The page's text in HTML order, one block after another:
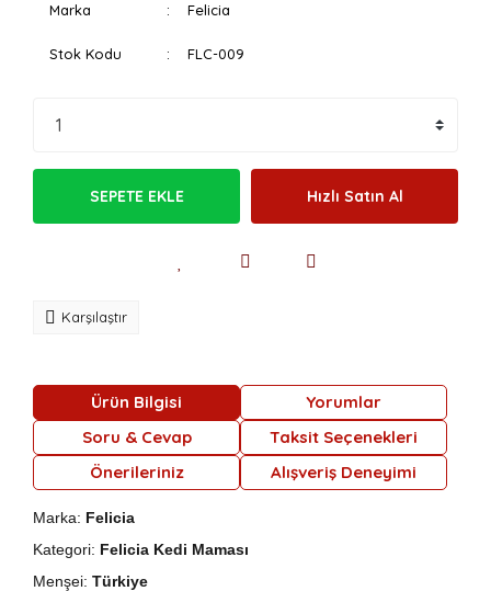
Marka Felicia
Stok Kodu FLC-009
SEPETE EKLE Hızlı Satın Al
Karşılaştır
Ürün Bilgisi
Yorumlar
Soru & Cevap
Taksit Seçenekleri
Önerileriniz
Alışveriş Deneyimi
Marka: Felicia
Kategori: Felicia Kedi Maması
Menşei: Türkiye